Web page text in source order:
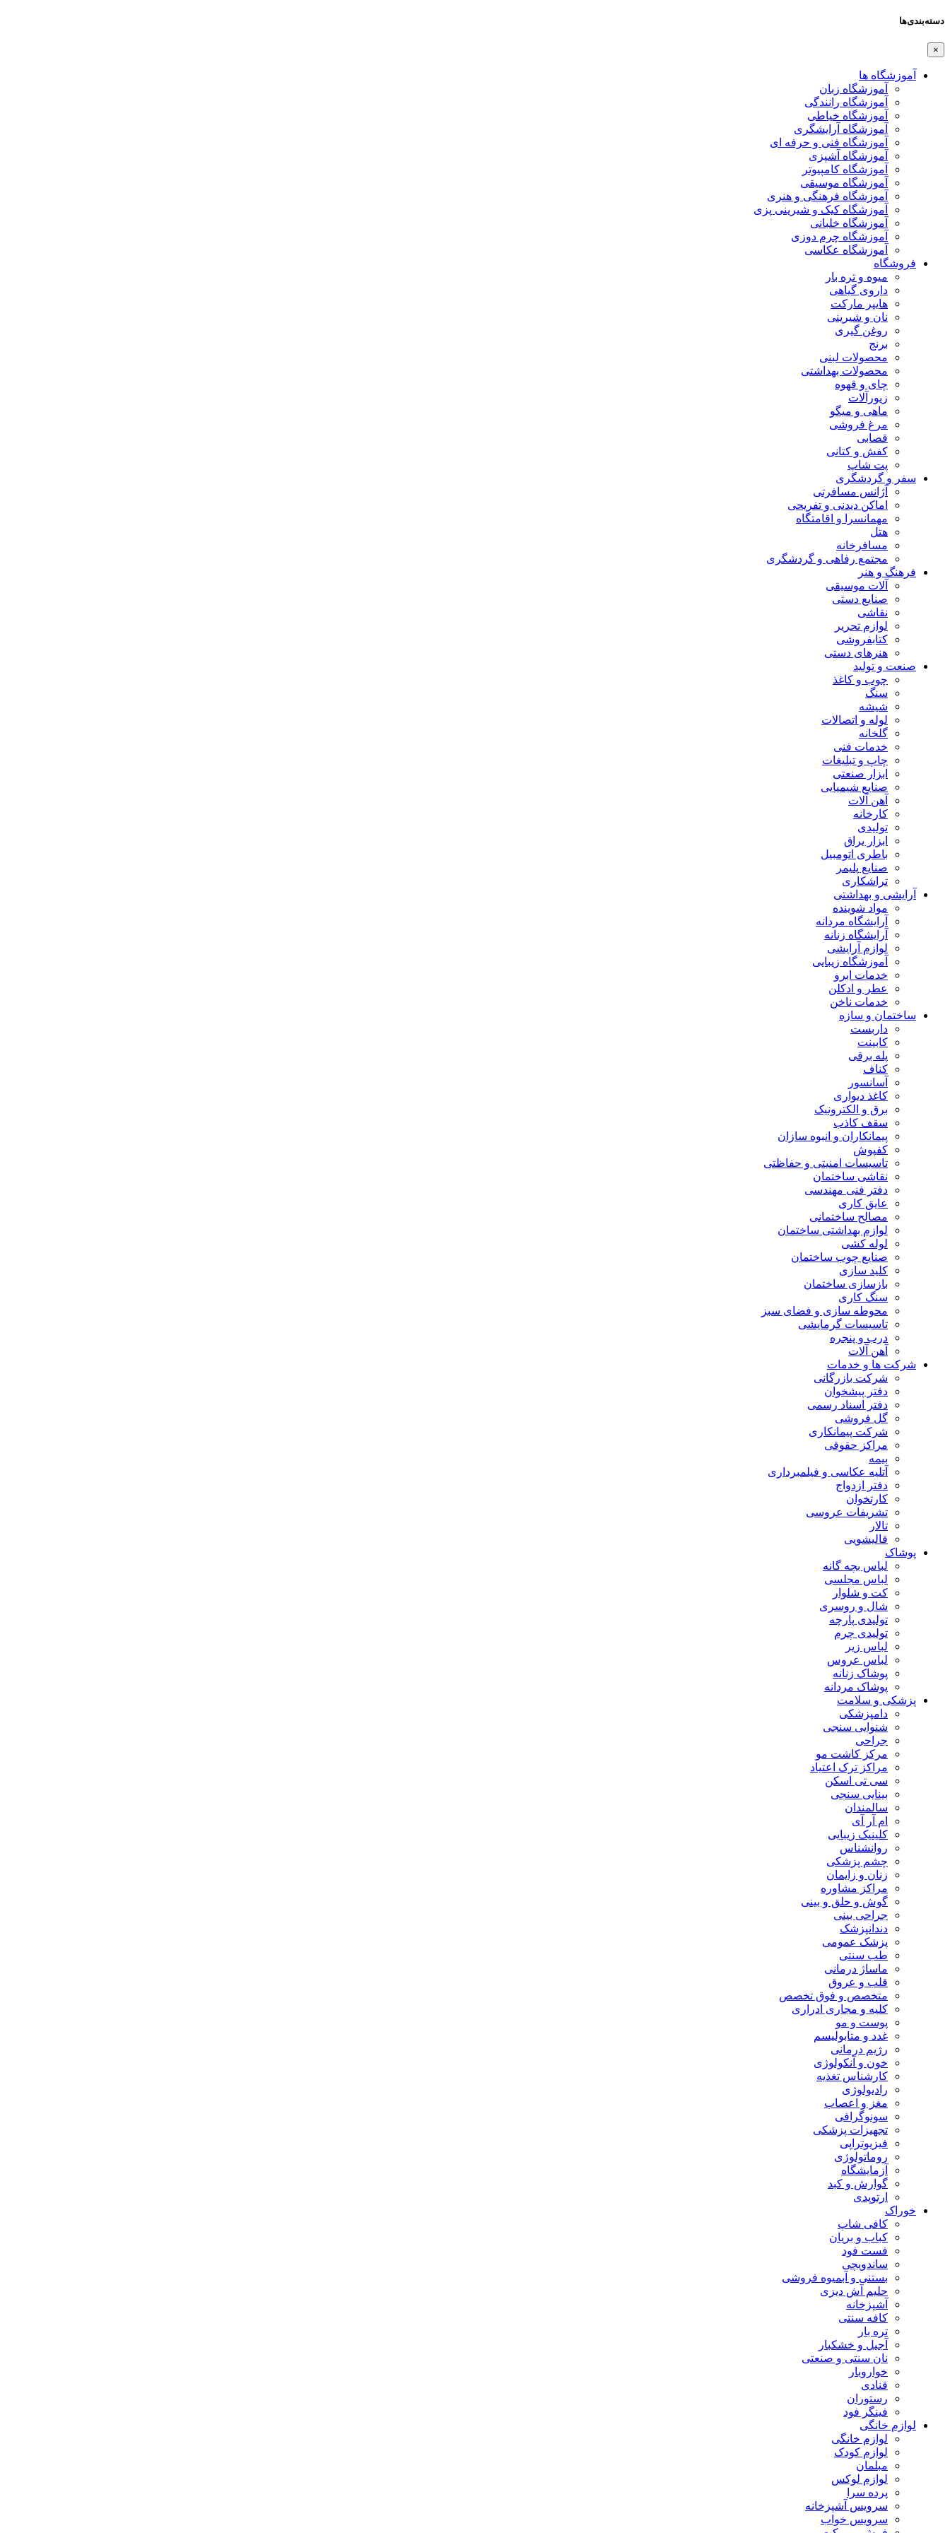
دسته‌بندی‌ها
×
آموزشگاه ها
آموزشگاه زبان
آموزشگاه رانندگی
آموزشگاه خیاطی
آموزشگاه آرایشگری
آموزشگاه فنی و حرفه ای
آموزشگاه آشپزی
آموزشگاه کامپیوتر
آموزشگاه موسیقی
آموزشگاه فرهنگی و هنری
آموزشگاه کیک و شیرینی پزی
آموزشگاه خلبانی
آموزشگاه چرم دوزی
آموزشگاه عکاسی
فروشگاه
میوه و تره بار
داروی گیاهی
هایپر مارکت
نان و شیرینی
روغن گیری
برنج
محصولات لبنی
محصولات بهداشتی
چای و قهوه
زیورآلات
ماهی و میگو
مرغ فروشی
قصابی
کفش و کتانی
پت شاپ
سفر و گردشگری
آژانس مسافرتی
اماکن دیدنی و تفریحی
مهمانسرا و اقامتگاه
هتل
مسافرخانه
مجتمع رفاهی و گردشگری
فرهنگ و هنر
آلات موسیقی
صنایع دستی
نقاشی
لوازم تحریر
کتابفروشی
هنرهای دستی
صنعت و تولید
چوب و کاغذ
سنگ
شیشه
لوله و اتصالات
گلخانه
خدمات فنی
چاپ و تبلیغات
ابزار صنعتی
صنایع شیمیایی
آهن آلات
کارخانه
تولیدی
ابزار یراق
باطری اتومبیل
صنایع پلیمر
تراشکاری
آرایشی و بهداشتی
مواد شوینده
آرایشگاه مردانه
آرایشگاه زنانه
لوازم آرایشی
آموزشگاه زیبایی
خدمات ابرو
عطر و ادکلن
خدمات ناخن
ساختمان و سازه
داربست
کابینت
پله برقی
کناف
آسانسور
کاغذ دیواری
برق و الکترونیک
سقف کاذب
پیمانکاران و انبوه سازان
کفپوش
تاسیسات امنیتی و حفاظتی
نقاشی ساختمان
دفتر فنی مهندسی
عایق کاری
مصالح ساختمانی
لوازم بهداشتی ساختمان
لوله کشی
صنایع چوب ساختمان
کلید سازی
بازسازی ساختمان
سنگ کاری
محوطه سازی و فضای سبز
تاسیسات گرمایشی
درب و پنجره
آهن آلات
شرکت ها و خدمات
شرکت بازرگانی
دفتر پیشخوان
دفتر اسناد رسمی
گل فروشی
شرکت پیمانکاری
مراکز حقوقی
بیمه
آتلیه عکاسی و فیلمبرداری
دفتر ازدواج
کارتخوان
تشریفات عروسی
تالار
قالیشویی
پوشاک
لباس بچه گانه
لباس مجلسی
کت و شلوار
شال و روسری
تولیدی پارچه
تولیدی چرم
لباس زیر
لباس عروس
پوشاک زنانه
پوشاک مردانه
پزشکی و سلامت
دامپزشکی
شنوایی سنجی
جراحی
مرکز کاشت مو
مراکز ترک اعتیاد
سی تی اسکن
بینایی سنجی
سالمندان
ام آر آی
کلینیک زیبایی
روانشناس
چشم پزشکی
زنان و زایمان
مراکز مشاوره
گوش و حلق و بینی
جراحی بینی
دندانپزشک
پزشک عمومی
طب سنتی
ماساژ درمانی
قلب و عروق
متخصص و فوق تخصص
کلیه و مجاری ادراری
پوست و مو
غدد و متابولیسم
رژیم درمانی
خون و آنکولوژی
کارشناس تغذیه
رادیولوژی
مغز و اعصاب
سونوگرافی
تجهیزات پزشکی
فیزیوتراپی
روماتولوژی
آزمایشگاه
گوارش و کبد
ارتوپدی
خوراک
کافی شاپ
کباب و بریان
فست فود
ساندویچی
بستنی و آبمیوه فروشی
حلیم آش دیزی
آشپزخانه
کافه سنتی
تره بار
آجیل و خشکبار
نان سنتی و صنعتی
خواروبار
قنادی
رستوران
فینگر فود
لوازم خانگی
لوازم خانگی
لوازم کودک
مبلمان
لوازم لوکس
پرده سرا
سرویس آشپزخانه
سرویس خواب